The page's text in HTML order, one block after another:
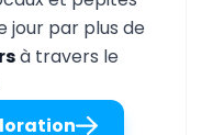
jour par plus de
à travers le